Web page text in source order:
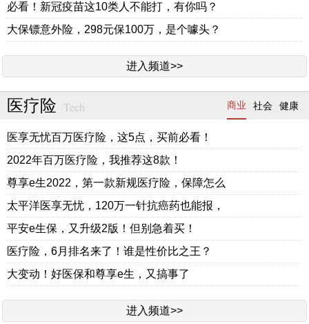
必看！新冠疫苗这10类人不能打，有你吗？
大保镖意外险，298元保100万，是个噱头？
进入频道>>
医疗险 Tech 商业 社会 健康
医享无忧百万医疗险，这5点，买前必看！
2022年百万医疗险，我推荐这8款！
尊享e生2022，第一款新规医疗险，保障怎么
太平洋医享无忧，120万一针抗癌药也能报，
平安e生保，又升级2版！但别急着买！
医疗险，6月排名来了！谁是性价比之王？
大变动！好医保和尊享e生，又搞事了
进入频道>>